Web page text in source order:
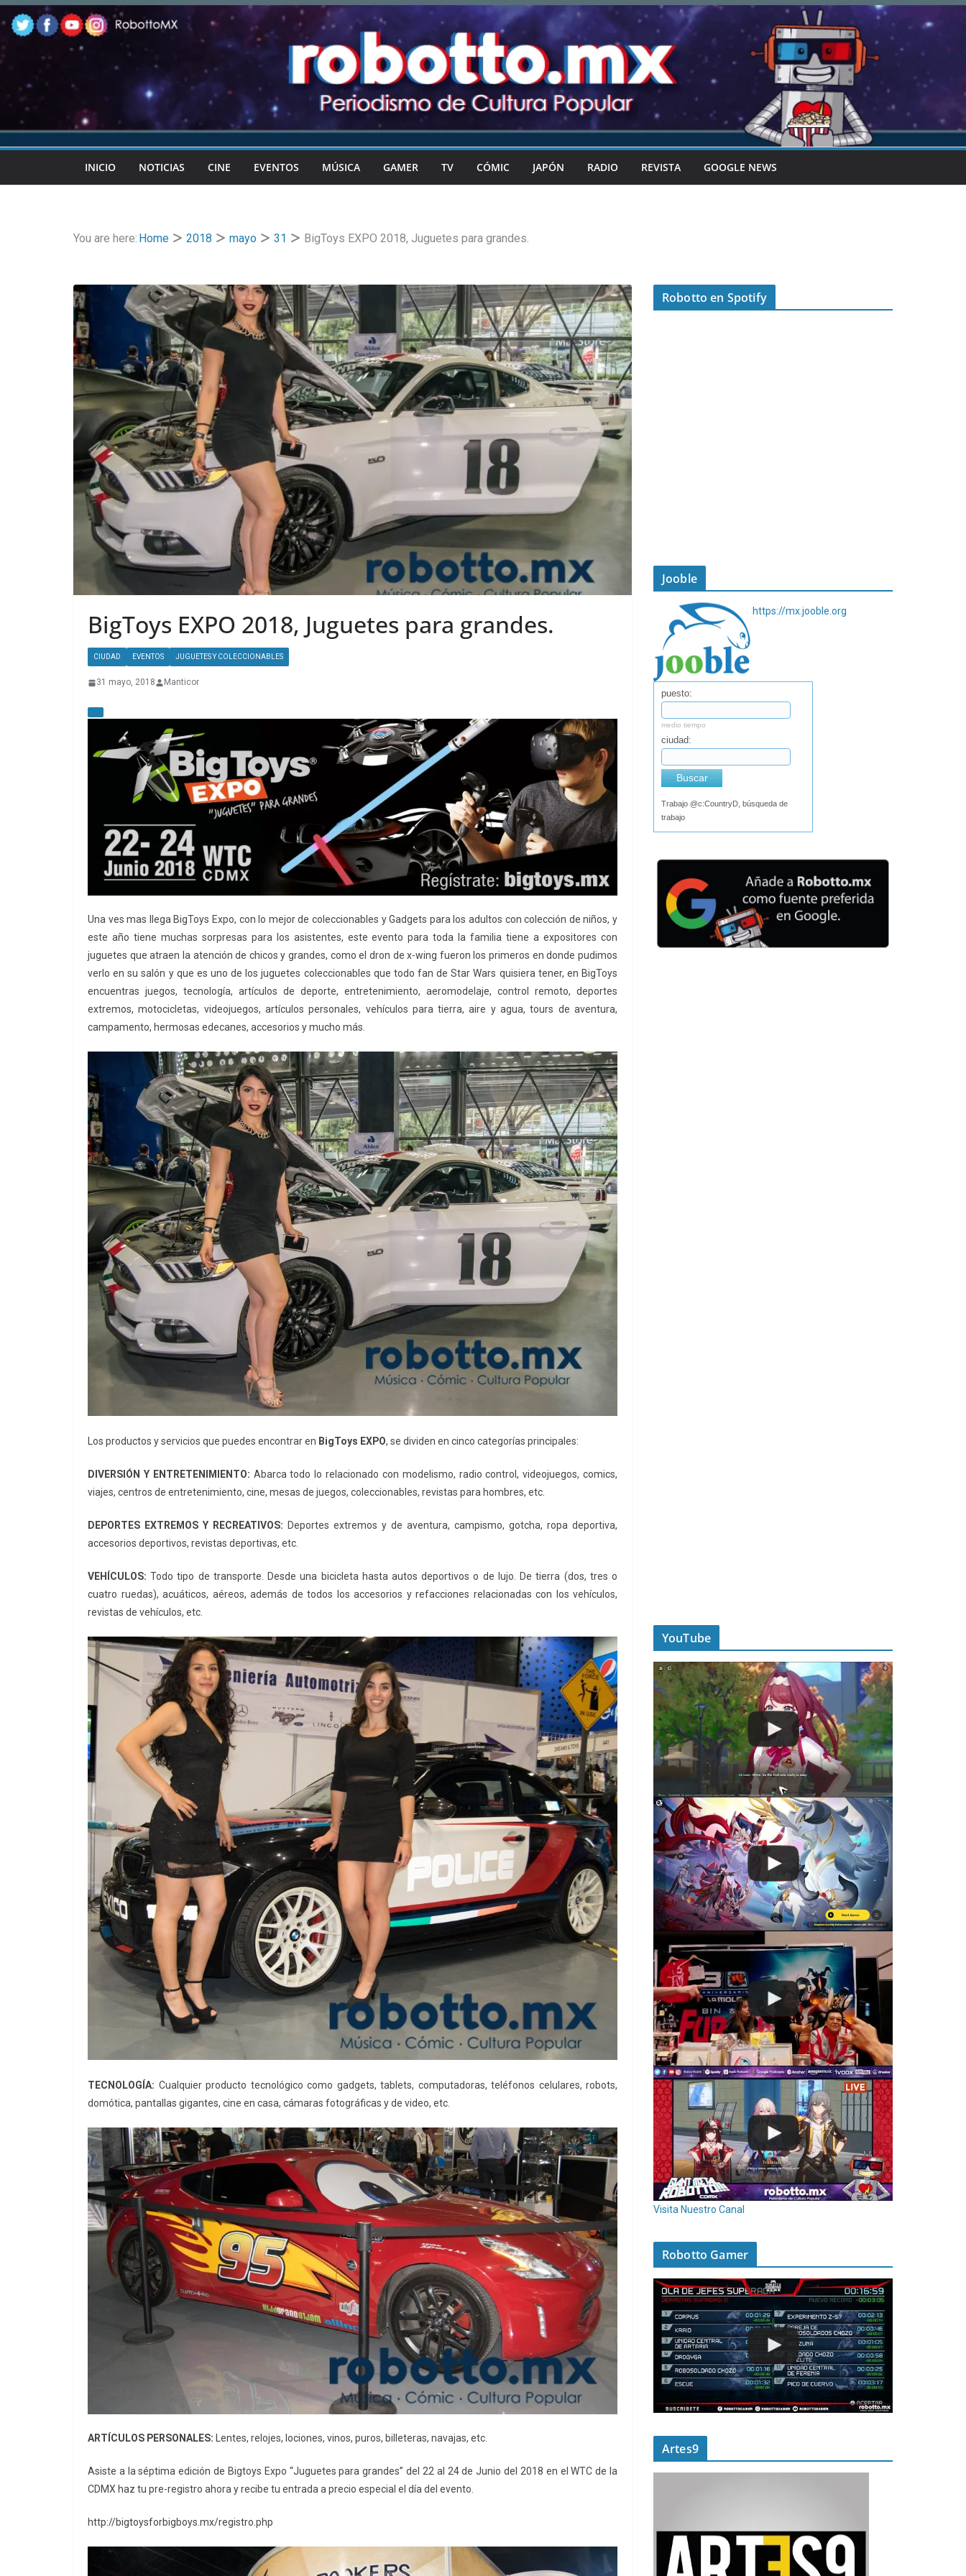
Skip
to
content
INICIO NOTICIAS CINE EVENTOS MÚSICA GAMER TV CÓMIC JAPÓN RADIO REVISTA GOOGLE NEWS
You are here: Home 2018 mayo 31 BigToys EXPO 2018, Juguetes para grandes.
BigToys EXPO 2018, Juguetes para grandes.
CIUDAD EVENTOS JUGUETES Y COLECCIONABLES
31 mayo, 2018 Manticor
Una ves mas llega BigToys Expo, con lo mejor de coleccionables y Gadgets para los adultos con colección de niños, y
este año tiene muchas sorpresas para los asistentes, este evento para toda la familia tiene a expositores con
juguetes que atraen la atención de chicos y grandes, como el dron de x-wing fueron los primeros en donde pudimos
verlo en su salón y que es uno de los juguetes coleccionables que todo fan de Star Wars quisiera tener, en BigToys
encuentras juegos, tecnología, artículos de deporte, entretenimiento, aeromodelaje, control remoto, deportes
extremos, motocicletas, videojuegos, artículos personales, vehículos para tierra, aire y agua, tours de aventura,
campamento, hermosas edecanes, accesorios y mucho más.
Los productos y servicios que puedes encontrar en BigToys EXPO, se dividen en cinco categorías principales:
DIVERSIÓN Y ENTRETENIMIENTO: Abarca todo lo relacionado con modelismo, radio control, videojuegos, comics,
viajes, centros de entretenimiento, cine, mesas de juegos, coleccionables, revistas para hombres, etc.
DEPORTES EXTREMOS Y RECREATIVOS: Deportes extremos y de aventura, campismo, gotcha, ropa deportiva,
accesorios deportivos, revistas deportivas, etc.
VEHÍCULOS: Todo tipo de transporte. Desde una bicicleta hasta autos deportivos o de lujo. De tierra (dos, tres o
cuatro ruedas), acuáticos, aéreos, además de todos los accesorios y refacciones relacionadas con los vehículos,
revistas de vehículos, etc.
TECNOLOGÍA: Cualquier producto tecnológico como gadgets, tablets, computadoras, teléfonos celulares, robots,
domótica, pantallas gigantes, cine en casa, cámaras fotográficas y de video, etc.
ARTÍCULOS PERSONALES: Lentes, relojes, lociones, vinos, puros, billeteras, navajas, etc.
Asiste a la séptima edición de Bigtoys Expo “Juguetes para grandes” del 22 al 24 de Junio del 2018 en el WTC de la
CDMX haz tu pre-registro ahora y recibe tu entrada a precio especial el día del evento.
http://bigtoysforbigboys.mx/registro.php
Robotto en Spotify
Jooble
https://mx.jooble.org
puesto:
medio tiempo
ciudad:
Buscar
Trabajo @c:CountryD, búsqueda de
trabajo
YouTube
Visita Nuestro Canal
Robotto Gamer
Artes9